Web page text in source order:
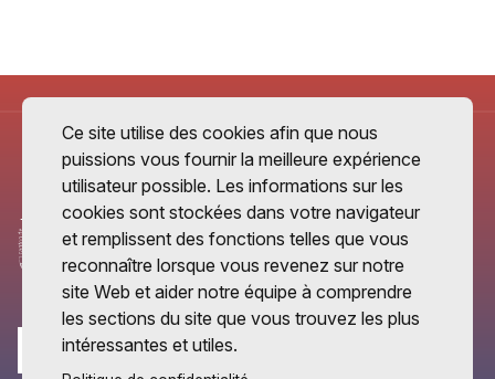
Ce site utilise des cookies afin que nous
puissions vous fournir la meilleure expérience
utilisateur possible. Les informations sur les
cookies sont stockées dans votre navigateur
et remplissent des fonctions telles que vous
reconnaître lorsque vous revenez sur notre
site Web et aider notre équipe à comprendre
les sections du site que vous trouvez les plus
intéressantes et utiles.